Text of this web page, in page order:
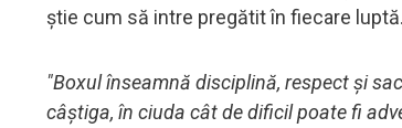
știe cum să intre pregătit în fiecare luptă.
"Boxul înseamnă disciplină, respect și
câștiga, în ciuda cât de dificil poate fi